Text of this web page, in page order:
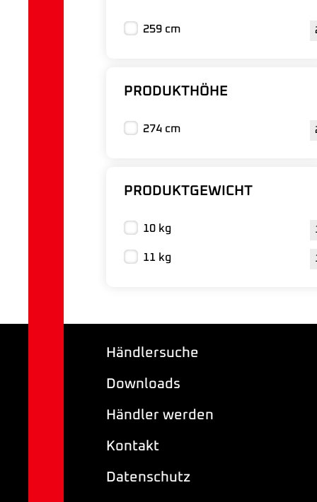
259 cm
PRODUKTHÖHE
274 cm
PRODUKTGEWICHT
10 kg
11 kg
Händlersuche
Downloads
Händler werden
Kontakt
Datenschutz